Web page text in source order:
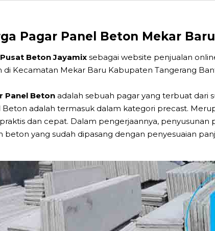
Pagar Panel Beton Mekar
Pusat Beton Jayamix sebagai website penjualan
di Kecamatan Mekar Baru Kabupaten Tangerang
Panel Beton adalah sebuah pagar yang terbuat dari
Beton adalah termasuk dalam kategori precast.
dan cepat. Dalam pengerjaannya,
beton yang sudah dipasang dengan penyesuaian